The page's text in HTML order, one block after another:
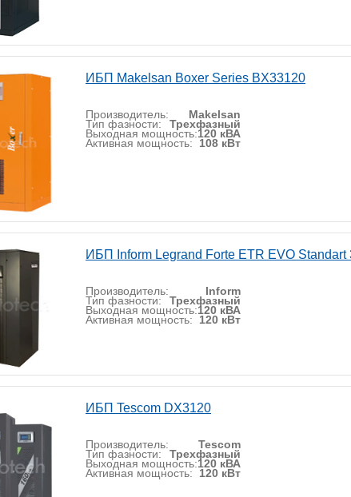
ИБП Makelsan Boxer Series BX33120
Производитель: Makelsan
Тип фазности: Трехфазный
Выходная мощность:120 кВА
Активная мощность: 108 кВт
ИБП Inform Legrand Forte ETR EVO Standart
Производитель: Inform
Тип фазности: Трехфазный
Выходная мощность:120 кВА
Активная мощность: 120 кВт
ИБП Tescom DX3120
Производитель: Tescom
Тип фазности: Трехфазный
Выходная мощность:120 кВА
Активная мощность: 120 кВт